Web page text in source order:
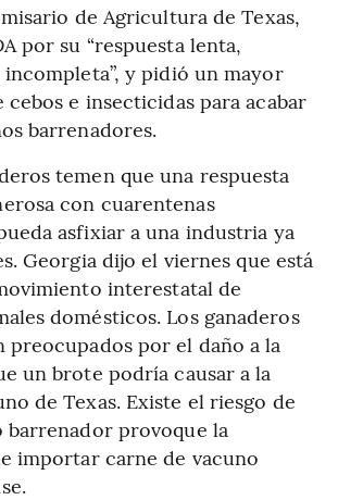
de Agricultura de Texas,
por su “respuesta lenta,
y pidió un mayor
cebos e insecticidas para acabar
barrenadores.
temen que una respuesta
con cuarentenas
asfixiar a una industria ya
Georgia dijo el viernes que está
interestatal de
domésticos. Los ganaderos
preocupados por el daño a la
un brote podría causar a la
de Texas. Existe el riesgo de
barrenador provoque la
importar carne de vacuno